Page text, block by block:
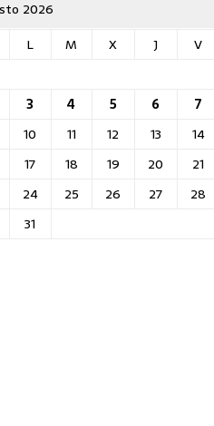
2026
L
M X J V
3
4 5 6 7
10
11 12 13 14
17
18 19 20 21
24
25 26 27 28
31